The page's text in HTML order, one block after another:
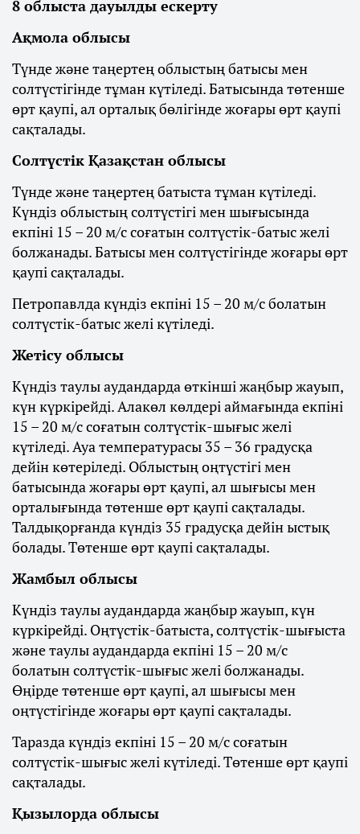
8 облыста дауылды ескерту
Ақмола облысы
Түнде және таңертең облыстың батысы мен
солтүстігінде тұман күтіледі. Батысында төтенше
өрт қаупі, ал орталық бөлігінде жоғары өрт қаупі
сақталады.
Солтүстік Қазақстан облысы
Түнде және таңертең батыста тұман күтіледі.
Күндіз облыстың солтүстігі мен шығысында
екпіні 15 – 20 м/с соғатын солтүстік-батыс желі
болжанады. Батысы мен солтүстігінде жоғары өрт
қаупі сақталады.
Петропавлда күндіз екпіні 15 – 20 м/с болатын
солтүстік-батыс желі күтіледі.
Жетісу облысы
Күндіз таулы аудандарда өткінші жаңбыр жауып,
күн күркірейді. Алакөл көлдері аймағында екпіні
15 – 20 м/с соғатын солтүстік-шығыс желі
күтіледі. Ауа температурасы 35 – 36 градусқа
дейін көтеріледі. Облыстың оңтүстігі мен
батысында жоғары өрт қаупі, ал шығысы мен
орталығында төтенше өрт қаупі сақталады.
Талдықорғанда күндіз 35 градусқа дейін ыстық
болады. Төтенше өрт қаупі сақталады.
Жамбыл облысы
Күндіз таулы аудандарда жаңбыр жауып, күн
күркірейді. Оңтүстік-батыста, солтүстік-шығыста
және таулы аудандарда екпіні 15 – 20 м/с
болатын солтүстік-шығыс желі болжанады.
Өңірде төтенше өрт қаупі, ал шығысы мен
оңтүстігінде жоғары өрт қаупі сақталады.
Таразда күндіз екпіні 15 – 20 м/с соғатын
солтүстік-шығыс желі күтіледі. Төтенше өрт қаупі
сақталады.
Қызылорда облысы